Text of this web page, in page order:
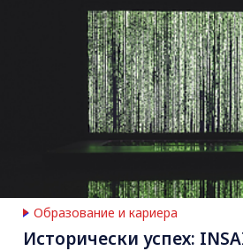
Образование и кариера
Исторически успех: